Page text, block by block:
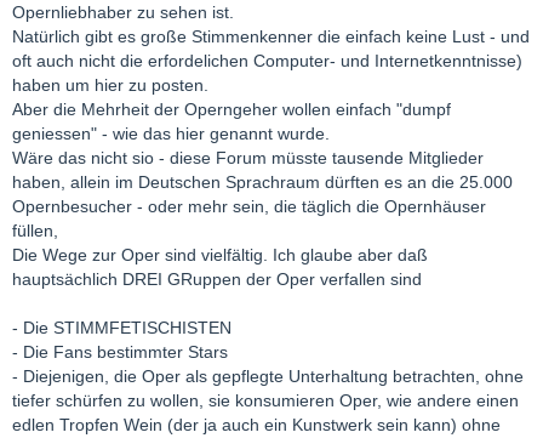
Opernliebhaber zu sehen ist.
Natürlich gibt es große Stimmenkenner die einfach keine Lust - und
oft auch nicht die erfordelichen Computer- und Internetkenntnisse)
haben um hier zu posten.
Aber die Mehrheit der Operngeher wollen einfach "dumpf
geniessen" - wie das hier genannt wurde.
Wäre das nicht sio - diese Forum müsste tausende Mitglieder
haben, allein im Deutschen Sprachraum dürften es an die 25.000
Opernbesucher - oder mehr sein, die täglich die Opernhäuser
füllen,
Die Wege zur Oper sind vielfältig. Ich glaube aber daß
hauptsächlich DREI GRuppen der Oper verfallen sind
- Die STIMMFETISCHISTEN
- Die Fans bestimmter Stars
- Diejenigen, die Oper als gepflegte Unterhaltung betrachten, ohne
tiefer schürfen zu wollen, sie konsumieren Oper, wie andere einen
edlen Tropfen Wein (der ja auch ein Kunstwerk sein kann) ohne